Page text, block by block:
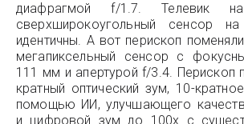
диафрагмой f/1.7.
сверхширокоугольный сенсор
идентичны. А вот перископ
мегапиксельный сенсор с
111 мм и апертурой f/3.4. Перископ
кратный оптический зум, 10-
помощью ИИ, улучшающего
и цифровой зум до 100x с